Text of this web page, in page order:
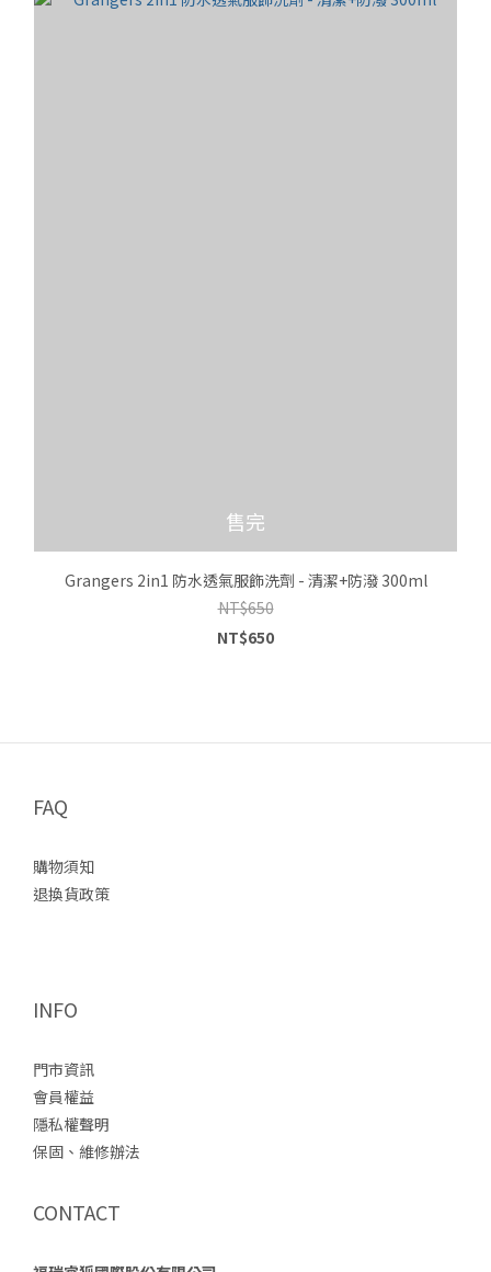
售完
Grangers 2in1 防水透氣服飾洗劑 - 清潔+防潑 300ml
NT$650
NT$650
FAQ
購物須知
退換貨政策
INFO
門市資訊
會員權益
隱私權聲明
保固、維修辦法
CONTACT